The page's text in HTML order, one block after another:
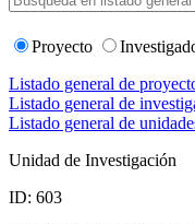
Proyecto
Listado general de
Listado general de
Listado general de
Unidad de Investigación
ID: 603